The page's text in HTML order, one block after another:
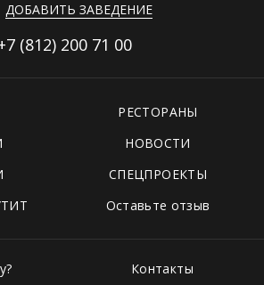
ДОБАВИТЬ ЗАВЕДЕНИЕ
(812) 200 71 00
РЕСТОРАНЫ
НОВОСТИ
СПЕЦПРОЕКТЫ
Оставьте отзыв
Контакты